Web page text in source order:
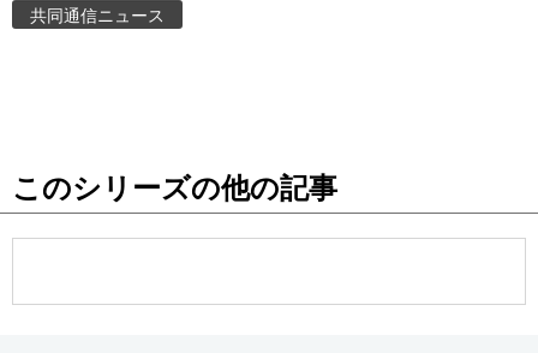
お知らせ
共同通信ニュース
このシリーズの他の記事